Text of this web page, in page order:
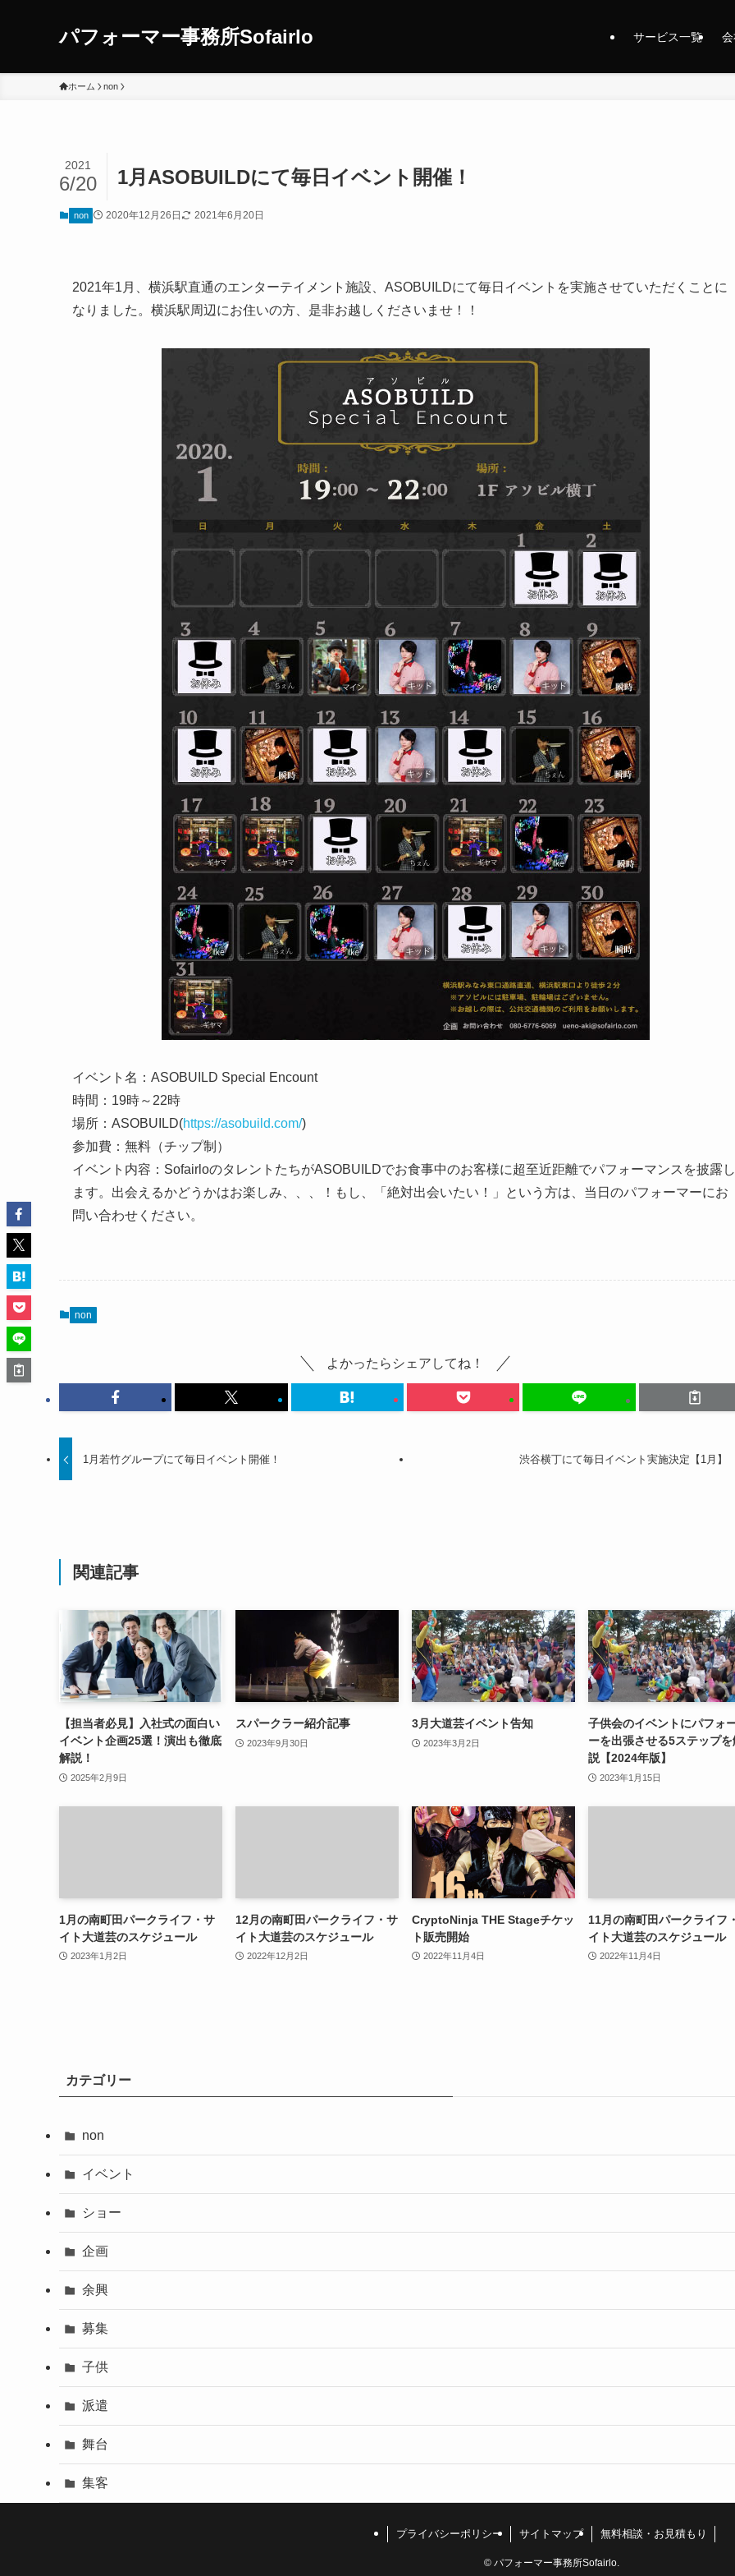
パフォーマー事務所Sofairlo サービス一覧
ホーム non
1月ASOBUILDにて毎日イベント開催！
2021
6/20
non 2020年12月26日 2021年6月20日
2021年1月、横浜駅直通のエンターテイメント施設、ASOBUILDにて毎日イベントを実施させていただくことに
なりました。横浜駅周辺にお住いの方、是非お越しくださいませ！！
イベント名：ASOBUILD Special Encount
時間：19時～22時
場所：ASOBUILD(https://asobuild.com/)
参加費：無料（チップ制）
イベント内容：SofairloのタレントたちがASOBUILDでお食事中のお客様に超至近距離でパフォーマンスを披露し
ます。出会えるかどうかはお楽しみ、、、！もし、「絶対出会いたい！」という方は、当日のパフォーマーにお
問い合わせください。
non
よかったらシェアしてね！
1月若竹グループにて毎日イベント開催！ 渋谷横丁にて毎日イベント実施決定【1月】
関連記事
【担当者必見】入社式の面白い
イベント企画25選！演出も徹底
解説！
2025年2月9日
スパークラー紹介記事
2023年9月30日
3月大道芸イベント告知
2023年3月2日
子供会のイベントにパフォ
ーを出張させる5ステップを
説【2024年版】
2023年1月15日
1月の南町田パークライフ・サ
イト大道芸のスケジュール
2023年1月2日
12月の南町田パークライフ・サ
イト大道芸のスケジュール
2022年12月2日
CryptoNinja THE Stageチケッ
ト販売開始
2022年11月4日
11月の南町田パークライフ
イト大道芸のスケジュール
2022年11月4日
カテゴリー
non
イベント
ショー
企画
余興
募集
子供
派遣
舞台
集客
プライバシーポリシー サイトマップ 無料相談・お見積もり
©パフォーマー事務所Sofairlo.